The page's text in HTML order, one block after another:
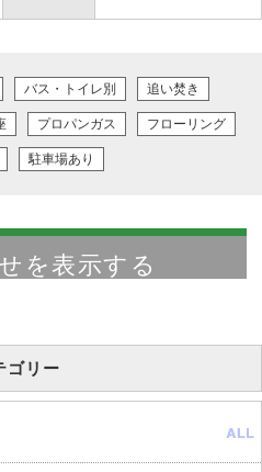
バス・トイレ別 追い焚き
プロパンガス フローリング
駐車場あり
ゴリー